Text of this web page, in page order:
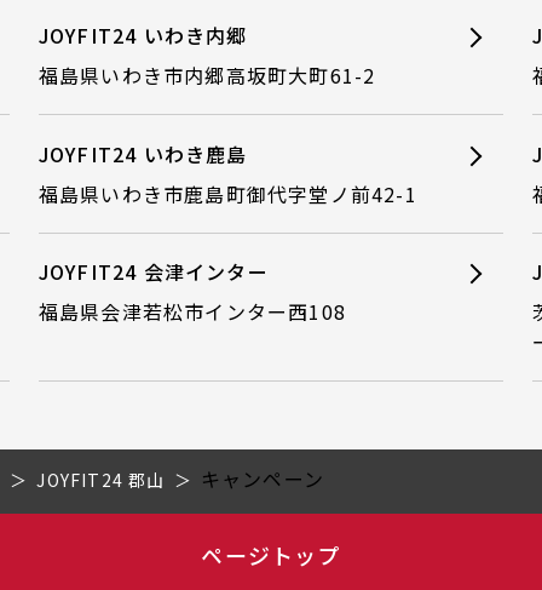
JOYFIT24 いわき内郷
福島県いわき市内郷高坂町大町61-2
JOYFIT24 いわき鹿島
福島県いわき市鹿島町御代字堂ノ前42-1
JOYFIT24 会津インター
福島県会津若松市インター西108
JOYFIT24 郡山 キャンペーン
ページトップ